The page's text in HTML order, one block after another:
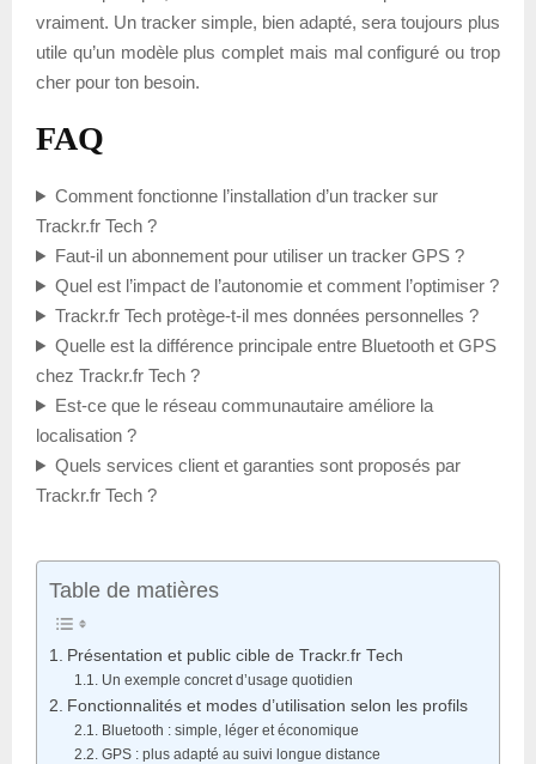
vraiment. Un tracker simple, bien adapté, sera toujours plus
utile qu’un modèle plus complet mais mal configuré ou trop
cher pour ton besoin.
FAQ
Comment fonctionne l’installation d’un tracker sur
Trackr.fr Tech ?
Faut-il un abonnement pour utiliser un tracker GPS ?
Quel est l’impact de l’autonomie et comment l’optimiser ?
Trackr.fr Tech protège-t-il mes données personnelles ?
Quelle est la différence principale entre Bluetooth et GPS
chez Trackr.fr Tech ?
Est-ce que le réseau communautaire améliore la
localisation ?
Quels services client et garanties sont proposés par
Trackr.fr Tech ?
Table de matières
Présentation et public cible de Trackr.fr Tech
Un exemple concret d’usage quotidien
Fonctionnalités et modes d’utilisation selon les profils
Bluetooth : simple, léger et économique
GPS : plus adapté au suivi longue distance